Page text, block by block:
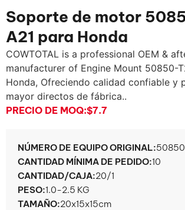
Soporte de motor
A21 para Honda
COWTOTAL is a professional OEM &
manufacturer of Engine Mount 50850-
Honda, Ofreciendo calidad confiable y
mayor directos de fábrica..
PRECIO DE MOQ:$7.7
NÚMERO DE EQUIPO ORIGINAL:
CANTIDAD MÍNIMA DE PEDIDO:10
CANTIDAD/CAJA:20/1
PESO:1.0-2.5 KG
TAMAÑO:20x15x15cm